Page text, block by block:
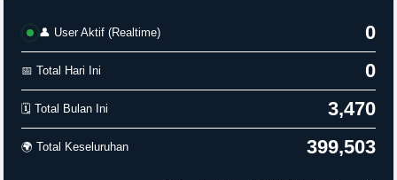
👤 User Aktif (Realtime) 0
📅 Total Hari Ini 0
🗓️ Total Bulan Ini 3,470
🌍 Total Keseluruhan 399,503